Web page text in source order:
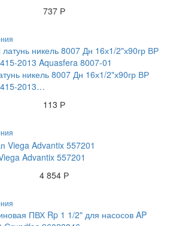
737 Р
никель 8007 Дн 16х1/2"х90гр ВР
2013…
113 Р
Advantix 557201
4 854 Р